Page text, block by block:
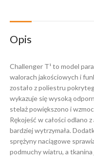
Opis
Challenger T¹ to model
walorach jakościowych i
zostało z poliestru
wykazuje się wysoką
stelaż powiększono i
Rękojeść w całości odlano
bardziej wytrzymała.
sprężyny naciągowe
podmuchy wiatru, a